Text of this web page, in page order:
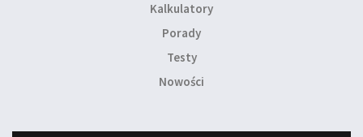
Kalkulatory
Porady
Testy
Nowości